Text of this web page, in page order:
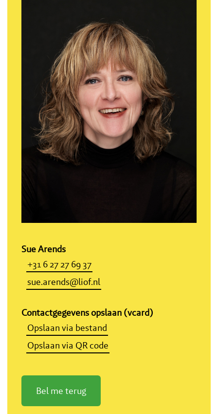
Sue Arends
+31 6 27 27 69 37
sue.arends@liof.nl
Contactgegevens opslaan (vcard)
Opslaan via bestand
Opslaan via QR code
Bel me terug